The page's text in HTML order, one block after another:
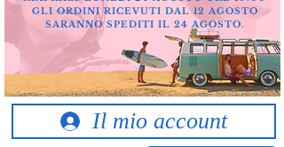
Il mio account
GLI ORDINI RICEVUTI DAL 12 AGOSTO
SARANNO SPEDITI IL 24 AGOSTO.